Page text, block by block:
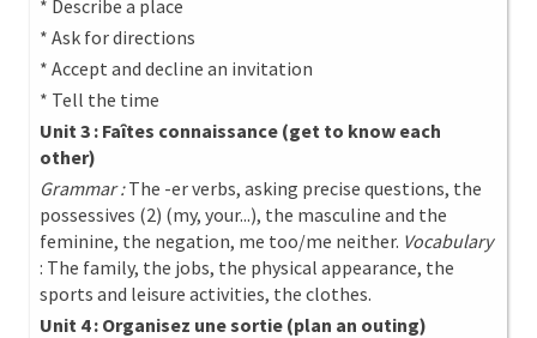
* Describe a place
* Ask for directions
* Accept and decline an invitation
* Tell the time
Unit 3 : Faîtes connaissance (get to know each
other)
Grammar :The -er verbs, asking precise questions, the
possessives (2) (my, your...), the masculine and the
feminine, the negation, me too/me neither. Vocabulary
: The family, the jobs, the physical appearance, the
sports and leisure activities, the clothes.
Unit 4 : Organisez une sortie (plan an outing)